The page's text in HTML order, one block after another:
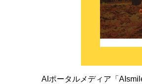
AIポータルメディア「